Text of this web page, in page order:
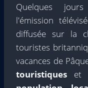
Quelques
l'émission
diffusée sur la
touristes
vacances de
touristiques et